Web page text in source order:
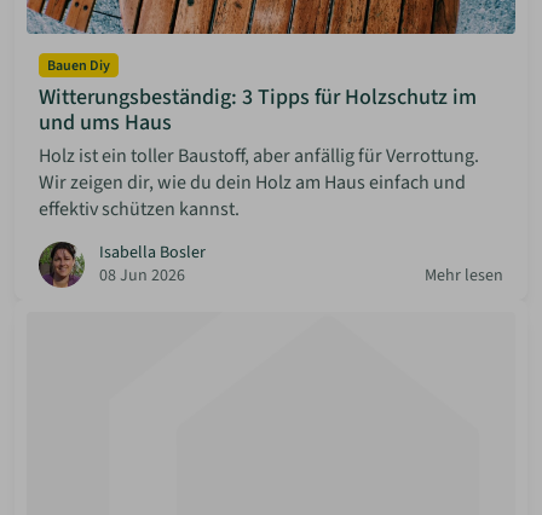
Bauen Diy
Witterungsbeständig: 3 Tipps für Holzschutz im
und ums Haus
Holz ist ein toller Baustoff, aber anfällig für Verrottung.
Wir zeigen dir, wie du dein Holz am Haus einfach und
effektiv schützen kannst.
Isabella Bosler
08 Jun 2026
Mehr lesen